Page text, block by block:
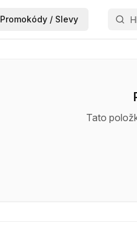
Promokódy / Slevy
Tato